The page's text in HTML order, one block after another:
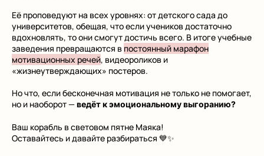
Её проповедуют на всех уровнях: от детского сада до
университетов, обещая, что если учеников достаточно
вдохновлять, то они смогут достичь всего. В итоге учебные
заведения превращаются в постоянный марафон
мотивационных речей, видеороликов и
«жизнеутверждающих» постеров.
Но что, если бесконечная мотивация не только не помогает,
но и наоборот — ведёт к эмоциональному выгоранию?
Ваш корабль в световом пятне Маяка!
Оставайтесь и давайте разбираться 💙✨